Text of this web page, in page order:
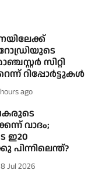
സിറ്റി
റിപ്പോർട്ടുകള്‍
ago
വാദം;
ഇ20
Jul 2026